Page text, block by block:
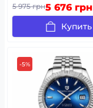
5 975 грн5 676 грн
Купить
-5%